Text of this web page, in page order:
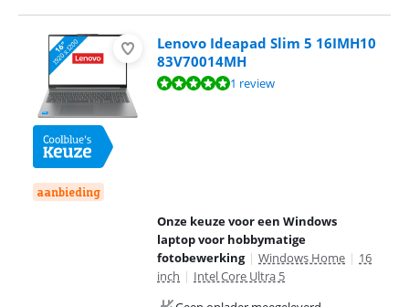
aanbieding
Lenovo Ideapad Slim 5 16IMH10
83V70014MH
Beoordeling is 10 van de 10, gebaseerd op 1 review.
1 review
Onze keuze voor een Windows
laptop voor hobbymatige
fotobewerking | Windows Home | 16
inch | Intel Core Ultra 5